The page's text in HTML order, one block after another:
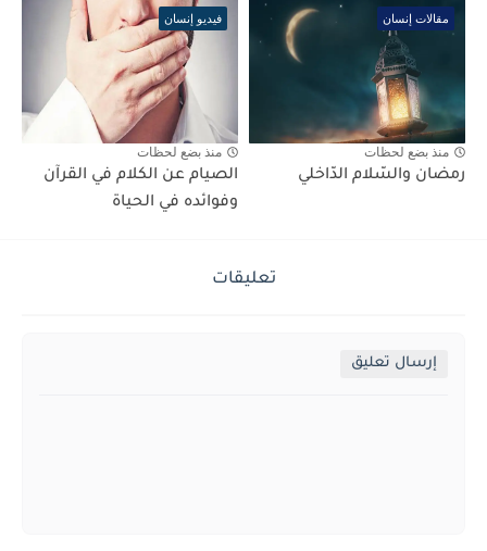
مقالات إنسان
منذ بضع لحظات
رمضان والسّلام الدّاخلي
فيديو إنسان
منذ بضع لحظات
الصيام عن الكلام في القرآن
وفوائده في الحياة
تعليقات
إرسال تعليق